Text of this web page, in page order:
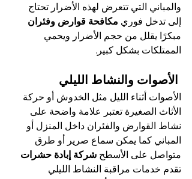
والمباني التي تتعرض لهذه الأضرار تحتاج
إلى تدخل فوري مكافحة قوارض وفئران
مبكرًا يقلل من حجم الأضرار ويحمي
الممتلكات بشكل كبير.
الأصوات أثناء الليل مثل الخدوش أو حركة
الأثاث الصغيرة تعتبر علامة واضحة على
نشاط القوارض والفئران داخل المنزل أو
المباني كما يمكن سماع صرير أو طرق
متواصل على الأسطح شركة إبادة حشرات
تقدم خدمات مراقبة النشاط الليلي